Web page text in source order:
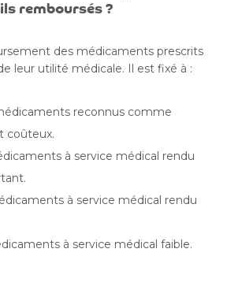
remboursés ?
des médicaments prescrits
leur utilité médicale. Il est fixé à :
reconnus comme
coûteux.
à service médical rendu
à service médical rendu
à service médical faible.